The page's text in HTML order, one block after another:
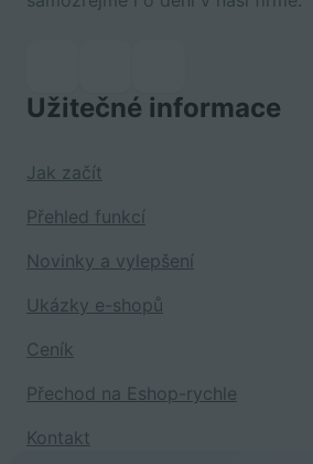
Užitečné informace
Jak začít
Přehled funkcí
Novinky a vylepšení
Ukázky e-shopů
Ceník
Přechod na Eshop-rychle
Kontakt